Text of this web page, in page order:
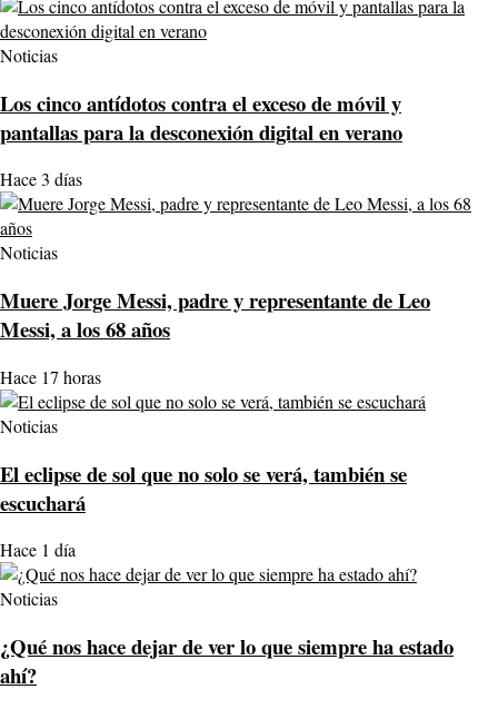
Noticias
Los cinco antídotos contra el exceso de móvil y
pantallas para la desconexión digital en verano
Hace 3 días
Noticias
Muere Jorge Messi, padre y representante de Leo
Messi, a los 68 años
Hace 17 horas
Noticias
El eclipse de sol que no solo se verá, también se
escuchará
Hace 1 día
Noticias
¿Qué nos hace dejar de ver lo que siempre ha estado
ahí?